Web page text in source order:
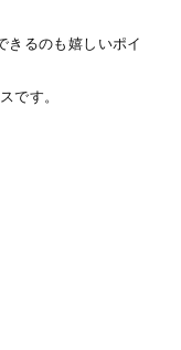
きるのも嬉しいポイ
です。